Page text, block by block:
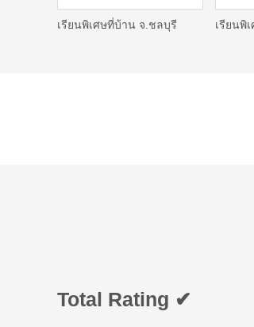
เรียนพิเศษที่บ้าน จ.ชลบุรี เรียนพิ
Total Rating ✔